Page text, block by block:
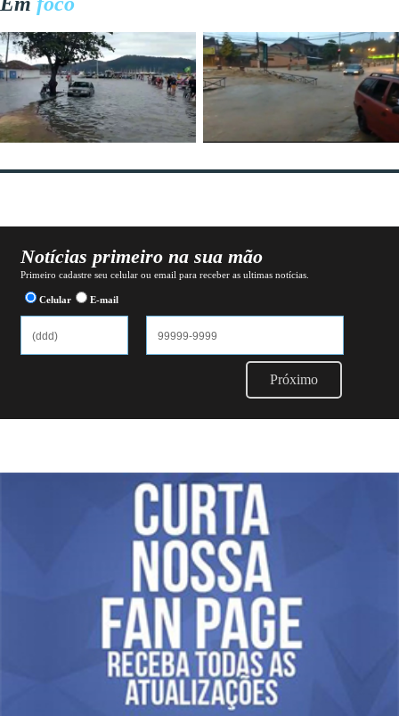
Notícias primeiro na sua mão
Primeiro cadastre seu celular ou email para receber as ultimas notícias.
Celular E-mail
Próximo